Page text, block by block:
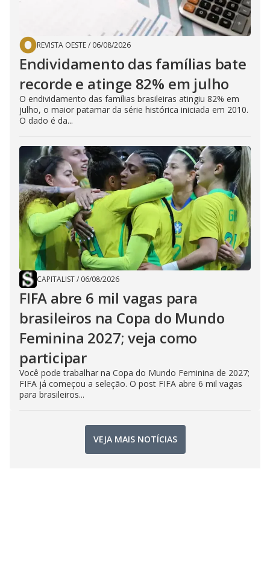
REVISTA OESTE/ 06/08/2026
Endividamento das famílias bate
recorde e atinge 82% em julho
O endividamento das famílias brasileiras atingiu 82% em
julho, o maior patamar da série histórica iniciada em 2010.
O dado é da...
CAPITALIST/ 06/08/2026
FIFA abre 6 mil vagas para
brasileiros na Copa do Mundo
Feminina 2027; veja como
participar
Você pode trabalhar na Copa do Mundo Feminina de 2027;
FIFA já começou a seleção. O post FIFA abre 6 mil vagas
para brasileiros...
VEJA MAIS NOTÍCIAS